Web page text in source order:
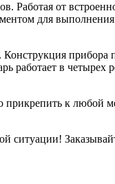
Работая от
для выполнения
прибора
работает в
к любой